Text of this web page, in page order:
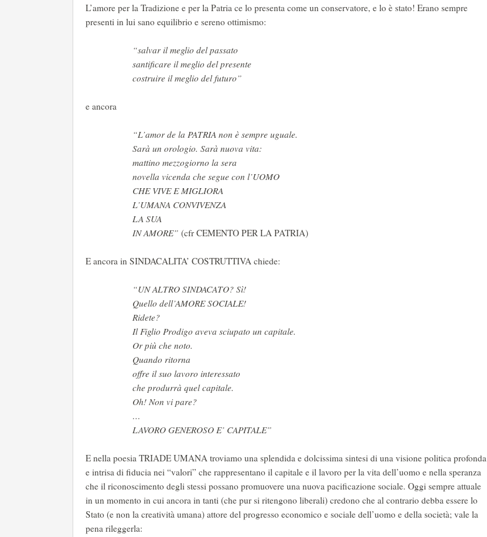
L’amore per la Tradizione e per la Patria ce lo presenta come un conservatore, e lo è stato! Erano sempre
presenti in lui sano equilibrio e sereno ottimismo:
“salvar il meglio del passato
santificare il meglio del presente
costruire il meglio del futuro”
e ancora
“L’amor de la PATRIA non è sempre uguale.
Sarà un orologio. Sarà nuova vita:
mattino mezzogiorno la sera
novella vicenda che segue con l’UOMO
CHE VIVE E MIGLIORA
L’UMANA CONVIVENZA
LA SUA
IN AMORE” (cfr CEMENTO PER LA PATRIA)
E ancora in SINDACALITA’ COSTRUTTIVA chiede:
“UN ALTRO SINDACATO? Sì!
Quello dell’AMORE SOCIALE!
Ridete?
Il Figlio Prodigo aveva sciupato un capitale.
Or più che noto.
Quando ritorna
offre il suo lavoro interessato
che produrrà quel capitale.
Oh! Non vi pare?
…
LAVORO GENEROSO E’ CAPITALE”
E nella poesia TRIADE UMANA troviamo una splendida e dolcissima sintesi di una visione politica profonda
e intrisa di fiducia nei “valori” che rappresentano il capitale e il lavoro per la vita dell’uomo e nella speranza
che il riconoscimento degli stessi possano promuovere una nuova pacificazione sociale. Oggi sempre attuale
in un momento in cui ancora in tanti (che pur si ritengono liberali) credono che al contrario debba essere lo
Stato (e non la creatività umana) attore del progresso economico e sociale dell’uomo e della società; vale la
pena rileggerla: